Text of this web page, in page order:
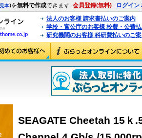
見本)を無料で作成できます 会員登録(無料) ログイン
法人のお客様 請求書払いのご案内
学校・官公庁のお客様 校費・公費
研究機関のお客様 科研費払いのご
SEAGATE Cheetah 15ｋ